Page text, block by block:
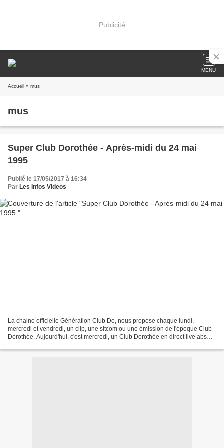
Publicité
MENU
Accueil » mus
mus
Super Club Dorothée - Après-midi du 24 mai
1995
Publié le 17/05/2017 à 16:34
Par Les Infos Videos
La chaine officielle Génération Club Do, nous propose chaque lundi,
mercredi et vendredi, un clip, une sitcom ou une émission de l'époque Club
Dorothée. Aujourd'hui, c'est mercredi, un Club Dorothée en direct live absolu